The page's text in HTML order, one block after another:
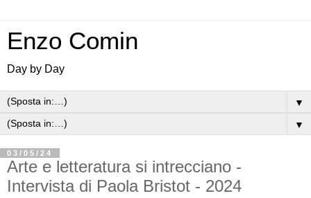
Enzo Comin
Day by Day
▼
▼
03/05/24
Arte e letteratura si intrecciano -
Intervista di Paola Bristot - 2024